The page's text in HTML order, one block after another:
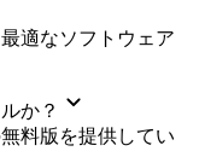
適なソフトウェア
か？
料版を提供してい